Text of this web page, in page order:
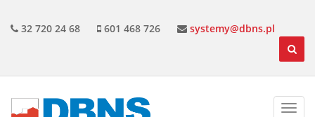
32 720 24 68 601 468 726 systemy@dbns.pl